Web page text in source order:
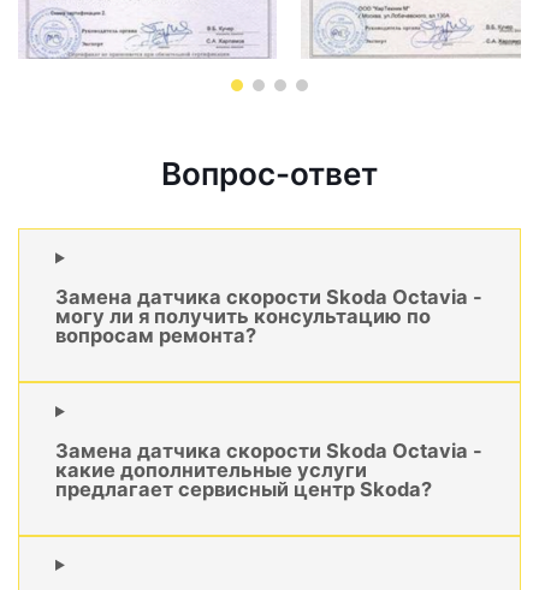
Вопрос-ответ
Замена датчика скорости Skoda Octavia -
могу ли я получить консультацию по
вопросам ремонта?
Замена датчика скорости Skoda Octavia -
какие дополнительные услуги
предлагает сервисный центр Skoda?